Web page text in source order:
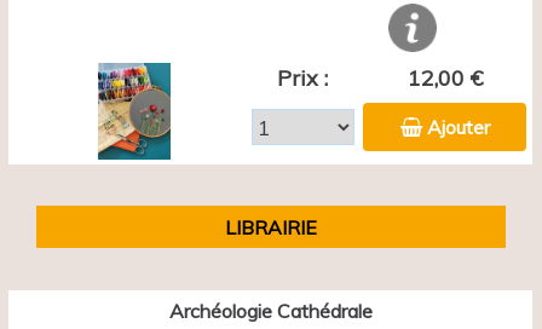
Prix : 12,00 €
Ajouter
LIBRAIRIE
Archéologie Cathédrale